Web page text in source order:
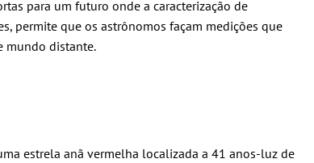
para um futuro onde a caracterização de
permite que os astrônomos façam medições que
mundo distante.
estrela anã vermelha localizada a 41 anos-luz de